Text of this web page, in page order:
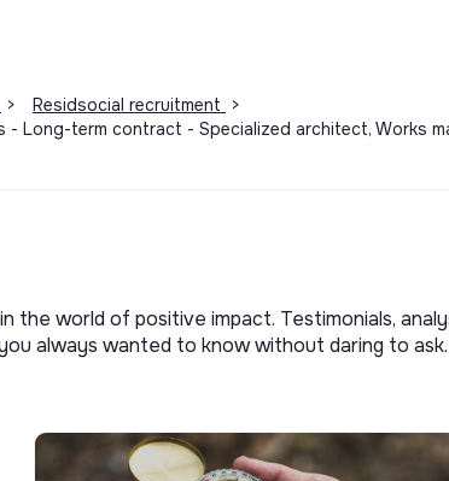
> Residsocial recruitment
>
Long-term contract - Specialized architect, Works
the world of positive impact. Testimonials,
always wanted to know without daring to ask.